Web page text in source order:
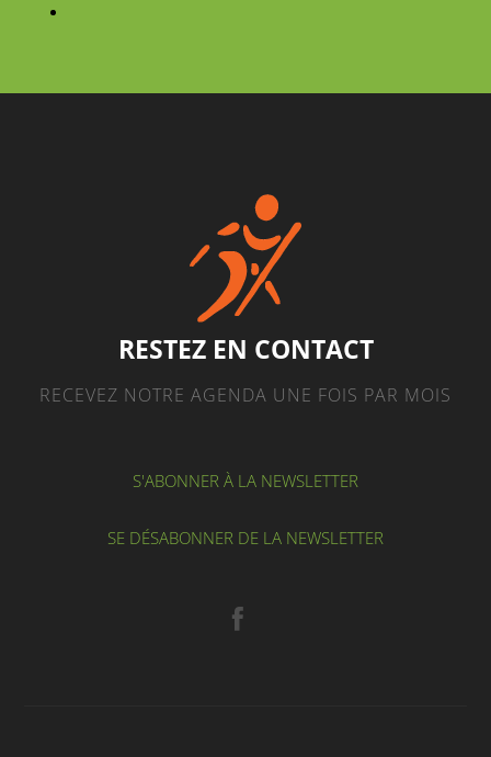
RESTEZ EN CONTACT
RECEVEZ NOTRE AGENDA UNE FOIS PAR MOIS
S'ABONNER À LA NEWSLETTER
SE DÉSABONNER DE LA NEWSLETTER